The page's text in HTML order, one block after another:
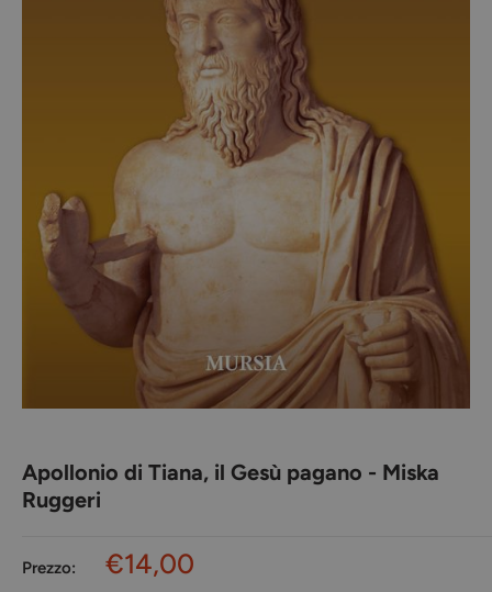
Apollonio di Tiana, il Gesù pagano - Miska
Ruggeri
Prezzo:
Prezzo
€14,00